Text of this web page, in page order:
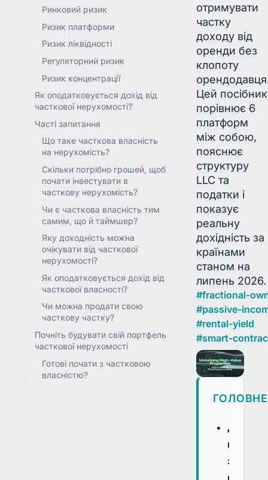
Ринковий ризик
Ризик платформи
Ризик ліквідності
Регуляторний ризик
Ризик концентрації
Як оподатковується дохід від
часткової нерухомості?
Часті запитання
Що таке часткова власність
на нерухомість?
Скільки потрібно грошей, щоб
почати інвестувати в
часткову нерухомість?
Чи є часткова власність тим
самим, що й таймшер?
Яку доходність можна
очікувати від часткової
нерухомості?
Як оподатковується дохід від
часткової власності?
Чи можна продати свою
часткову частку?
Почніть будувати свій портфель
часткової нерухомості
Готові почати з частковою
власністю?
отримувати
частку
доходу від
оренди без
клопоту
Цей посібник
порівнює 6
платформ
між собою,
пояснює
структуру
LLC та
податки і
показує
реальну
дохідність за
країнами
станом на
липень 2026.
#fractional-
#passive-
#rental-yield
#smart-
ГОЛОВНЕ
знижує
поріг